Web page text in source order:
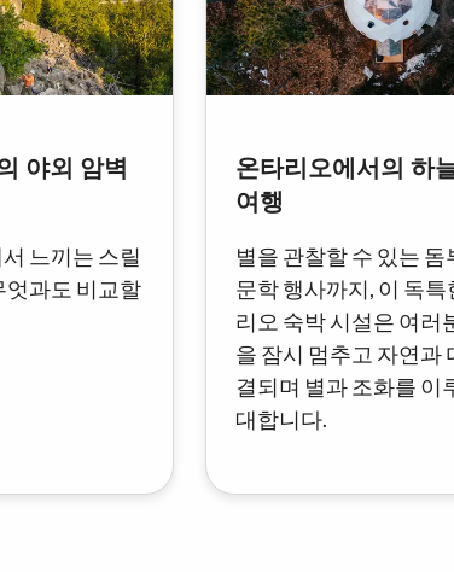
야외 암벽
느끼는 스릴
엇과도 비교할
온타리오에서의 하
여행
별을 관찰할 수 있는 돔
문학 행사까지, 이 독특
리오 숙박 시설은 여러
을 잠시 멈추고 자연과
결되며 별과 조화를 이
대합니다.